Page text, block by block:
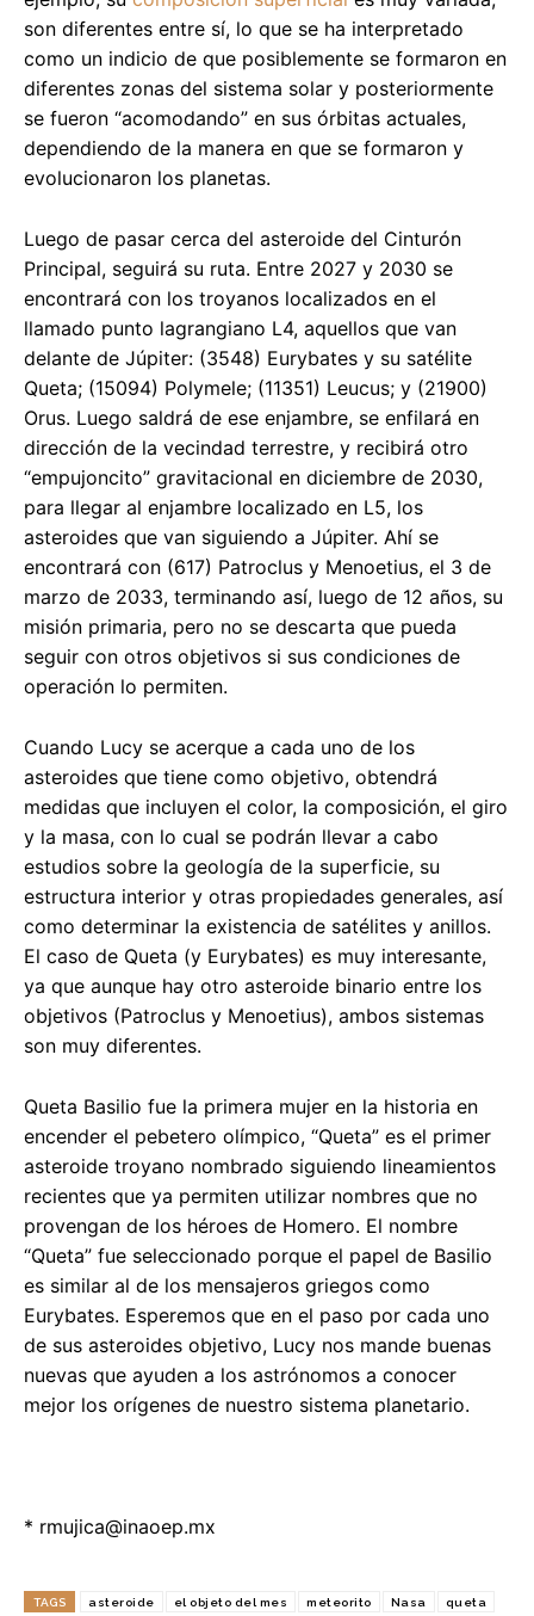
son diferentes entre sí, lo que se ha interpretado
como un indicio de que posiblemente se formaron en
diferentes zonas del sistema solar y posteriormente
se fueron “acomodando” en sus órbitas actuales,
dependiendo de la manera en que se formaron y
evolucionaron los planetas.
Luego de pasar cerca del asteroide del Cinturón
Principal, seguirá su ruta. Entre 2027 y 2030 se
encontrará con los troyanos localizados en el
llamado punto lagrangiano L4, aquellos que van
delante de Júpiter: (3548) Eurybates y su satélite
Queta; (15094) Polymele; (11351) Leucus; y (21900)
Orus. Luego saldrá de ese enjambre, se enfilará en
dirección de la vecindad terrestre, y recibirá otro
“empujoncito” gravitacional en diciembre de 2030,
para llegar al enjambre localizado en L5, los
asteroides que van siguiendo a Júpiter. Ahí se
encontrará con (617) Patroclus y Menoetius, el 3 de
marzo de 2033, terminando así, luego de 12 años, su
misión primaria, pero no se descarta que pueda
seguir con otros objetivos si sus condiciones de
operación lo permiten.
Cuando Lucy se acerque a cada uno de los
asteroides que tiene como objetivo, obtendrá
medidas que incluyen el color, la composición, el giro
y la masa, con lo cual se podrán llevar a cabo
estudios sobre la geología de la superficie, su
estructura interior y otras propiedades generales, así
como determinar la existencia de satélites y anillos.
El caso de Queta (y Eurybates) es muy interesante,
ya que aunque hay otro asteroide binario entre los
objetivos (Patroclus y Menoetius), ambos sistemas
son muy diferentes.
Queta Basilio fue la primera mujer en la historia en
encender el pebetero olímpico, “Queta” es el primer
asteroide troyano nombrado siguiendo lineamientos
recientes que ya permiten utilizar nombres que no
provengan de los héroes de Homero. El nombre
“Queta” fue seleccionado porque el papel de Basilio
es similar al de los mensajeros griegos como
Eurybates. Esperemos que en el paso por cada uno
de sus asteroides objetivo, Lucy nos mande buenas
nuevas que ayuden a los astrónomos a conocer
mejor los orígenes de nuestro sistema planetario.
* rmujica@inaoep.mx
TAGS asteroide el objeto del mes meteorito Nasa queta